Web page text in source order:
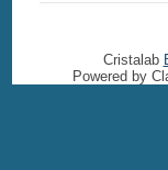
Cristalab
Powered by